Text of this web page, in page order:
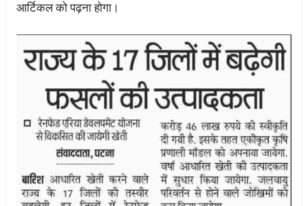
आर्टिकल को पढ़ना होगा।